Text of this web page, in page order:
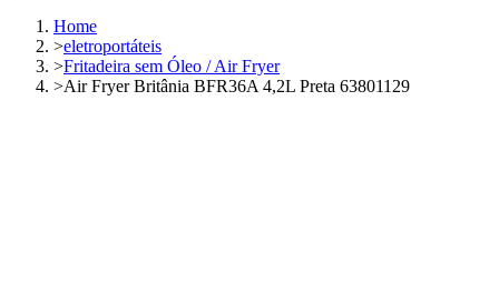
Home
>eletroportáteis
>Fritadeira sem Óleo / Air Fryer
>Air Fryer Britânia BFR36A 4,2L Preta 63801129